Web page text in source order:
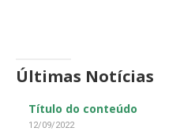
Últimas Notícias
Título do conteúdo
12/09/2022